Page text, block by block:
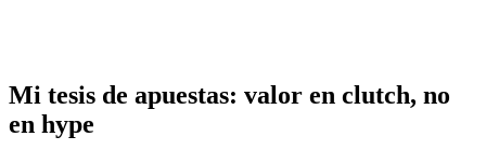
Mi tesis de apuestas: valor en clutch, no
en hype